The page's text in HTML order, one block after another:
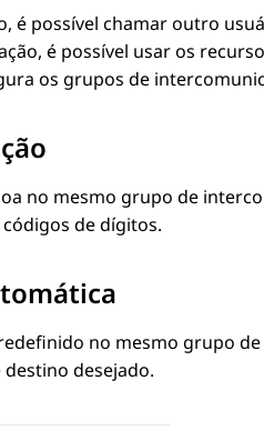
é possível chamar outro
é possível usar os
os grupos de
no mesmo grupo de
de dígitos.
no mesmo grupo
desejado.